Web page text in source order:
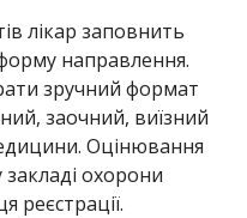
лікар заповнить
направлення.
зручний формат
заочний, виїзний
Оцінювання
охорони
реєстрації.